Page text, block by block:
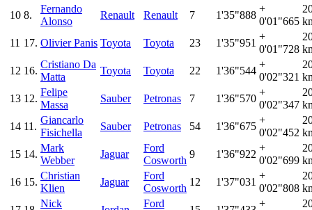
10 8.
Fernando
Alonso
Renault Renault 7 1'35"888
+
0'01"665
11 17. Olivier Panis Toyota Toyota 23 1'35"951
+
0'01"728
12 16.
Cristiano Da
Matta
Toyota Toyota 22 1'36"544
+
0'02"321
13 12.
Felipe
Massa
Sauber Petronas 7 1'36"570
+
0'02"347
14 11.
Giancarlo
Fisichella
Sauber Petronas 54 1'36"675
+
0'02"452
15 14.
Mark
Webber
Jaguar
Ford
Cosworth
9 1'36"922
+
0'02"699
16 15.
Christian
Klien
Jaguar
Ford
Cosworth
12 1'37"031
+
0'02"808
Nick
Ford
+